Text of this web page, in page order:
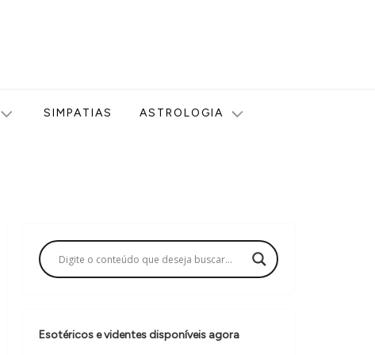
SIMPATIAS ASTROLOGIA
Esotéricos e videntes disponíveis agora